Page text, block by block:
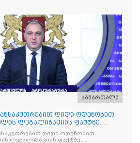
სამართალი
დიდი ოდენობით
ლეგალიზაციის ფაქტზე,
პ
დიდი ოდენობით
ლეგალიზაციის ფაქტზე,